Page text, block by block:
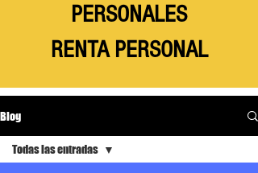
PERSONALES
RENTA PERSONAL
Blog
Todas las entradas